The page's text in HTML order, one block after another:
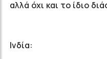
αλλά όχι και το ίδιο
Ινδία: